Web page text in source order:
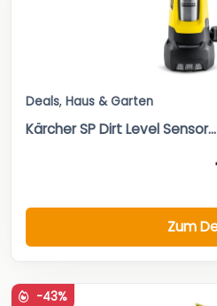
Deals, Haus & Garten
Kärcher SP Dirt Level Sensor...
Zum
-43%